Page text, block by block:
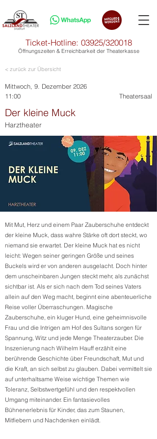
Ticket-Hotline: 03925/320018
Öffnungszeiten & Erreichbarkeit der Theaterkasse
< zurück zur Übersicht
Mittwoch, 9. Dezember 2026
11:00
Theatersaal
Der kleine Muck
Harztheater
Mit Mut, Herz und einem Paar Zauberschuhe entdeckt
der kleine Muck, dass wahre Stärke oft dort steckt, wo
niemand sie erwartet. Der kleine Muck hat es nicht
leicht: Wegen seiner geringen Größe und seines
Buckels wird er von anderen ausgelacht. Doch hinter
dem unscheinbaren Jungen steckt mehr, als zunächst
sichtbar ist. Als er sich nach dem Tod seines Vaters
allein auf den Weg macht, beginnt eine abenteuerliche
Reise voller Überraschungen. Magische
Zauberschuhe, ein kluger Hund, eine geheimnisvolle
Frau und die Intrigen am Hof des Sultans sorgen für
Spannung, Witz und jede Menge Theaterzauber. Die
Inszenierung nach Wilhelm Hauff erzählt eine
berührende Geschichte über Freundschaft, Mut und
die Kraft, an sich selbst zu glauben. Dabei vermittelt sie
auf unterhaltsame Weise wichtige Themen wie
Toleranz, Selbstwertgefühl und den respektvollen
Umgang miteinander. Ein fantasievolles
Bühnenerlebnis für Kinder, das zum Staunen,
Mitfiebern und Nachdenken einlädt.